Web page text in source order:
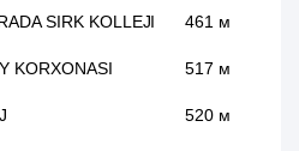
SIRK KOLLEJI 461 м
KORXONASI 517 м
520 м